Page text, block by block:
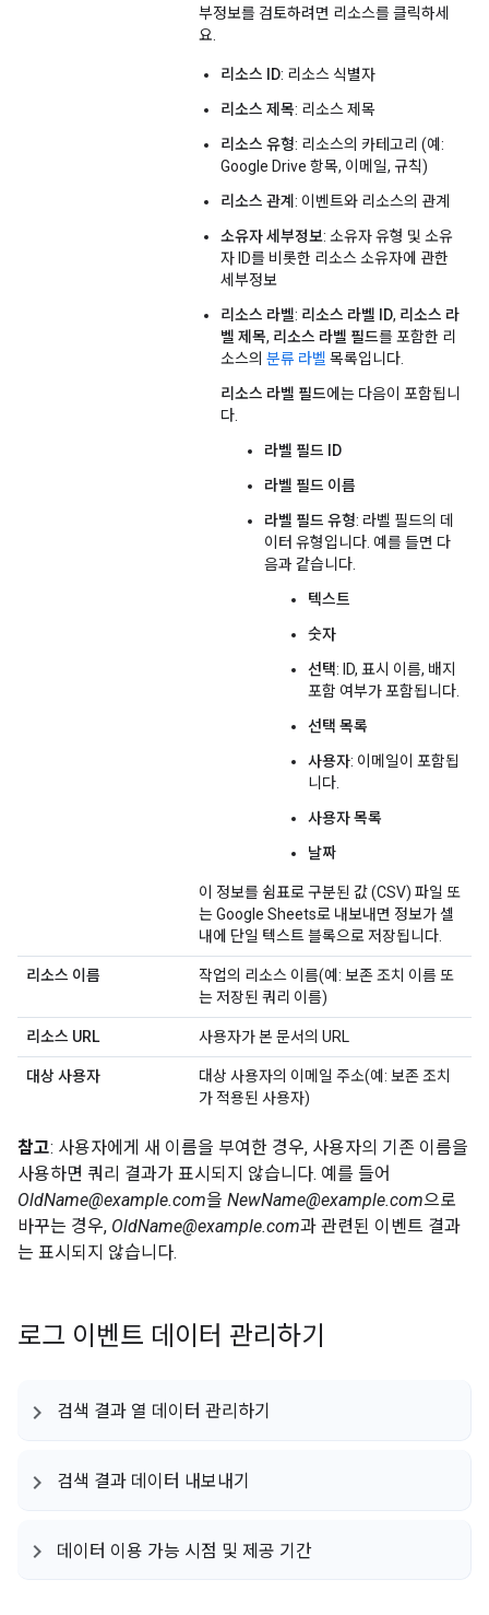
부정보를 검토하려면 리소스를 클릭하세
요.
리소스 ID: 리소스 식별자
리소스 제목: 리소스 제목
리소스 유형: 리소스의 카테고리 (예:
Google Drive 항목, 이메일, 규칙)
리소스 관계 : 이벤트와 리소스의 관계
소유자 세부정보: 소유자 유형 및 소유
자 ID를 비롯한 리소스 소유자에 관한
세부정보
리소스 라벨: 리소스 라벨 ID, 리소스 라
벨 제목, 리소스 라벨 필드를 포함한 리
소스의 분류 라벨 목록입니다.
리소스 라벨 필드에는 다음이 포함됩니
다.
라벨 필드 ID
라벨 필드 이름
라벨 필드 유형: 라벨 필드의 데
이터 유형입니다. 예를 들면 다
음과 같습니다.
텍스트
숫자
선택: ID, 표시 이름, 배지
포함 여부가 포함됩니다.
선택 목록
사용자: 이메일이 포함됩
니다.
사용자 목록
날짜
이 정보를 쉼표로 구분된 값 (CSV) 파일 또
는 Google Sheets로 내보내면 정보가 셀
내에 단일 텍스트 블록으로 저장됩니다.
리소스 이름
작업의 리소스 이름(예: 보존 조치 이름 또
는 저장된 쿼리 이름)
리소스 URL 사용자가 본 문서의 URL
대상 사용자
대상 사용자의 이메일 주소(예: 보존 조치
가 적용된 사용자)
참고: 사용자에게 새 이름을 부여한 경우, 사용자의 기존 이름을
사용하면 쿼리 결과가 표시되지 않습니다. 예를 들어
OldName@example.com을 NewName@example.com으로
바꾸는 경우, OldName@example.com과 관련된 이벤트 결과
는 표시되지 않습니다.
로그 이벤트 데이터 관리하기
검색 결과 열 데이터 관리하기
검색 결과 데이터 내보내기
데이터 이용 가능 시점 및 제공 기간